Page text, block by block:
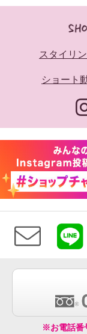
スタイリ
ショート
※お電話番